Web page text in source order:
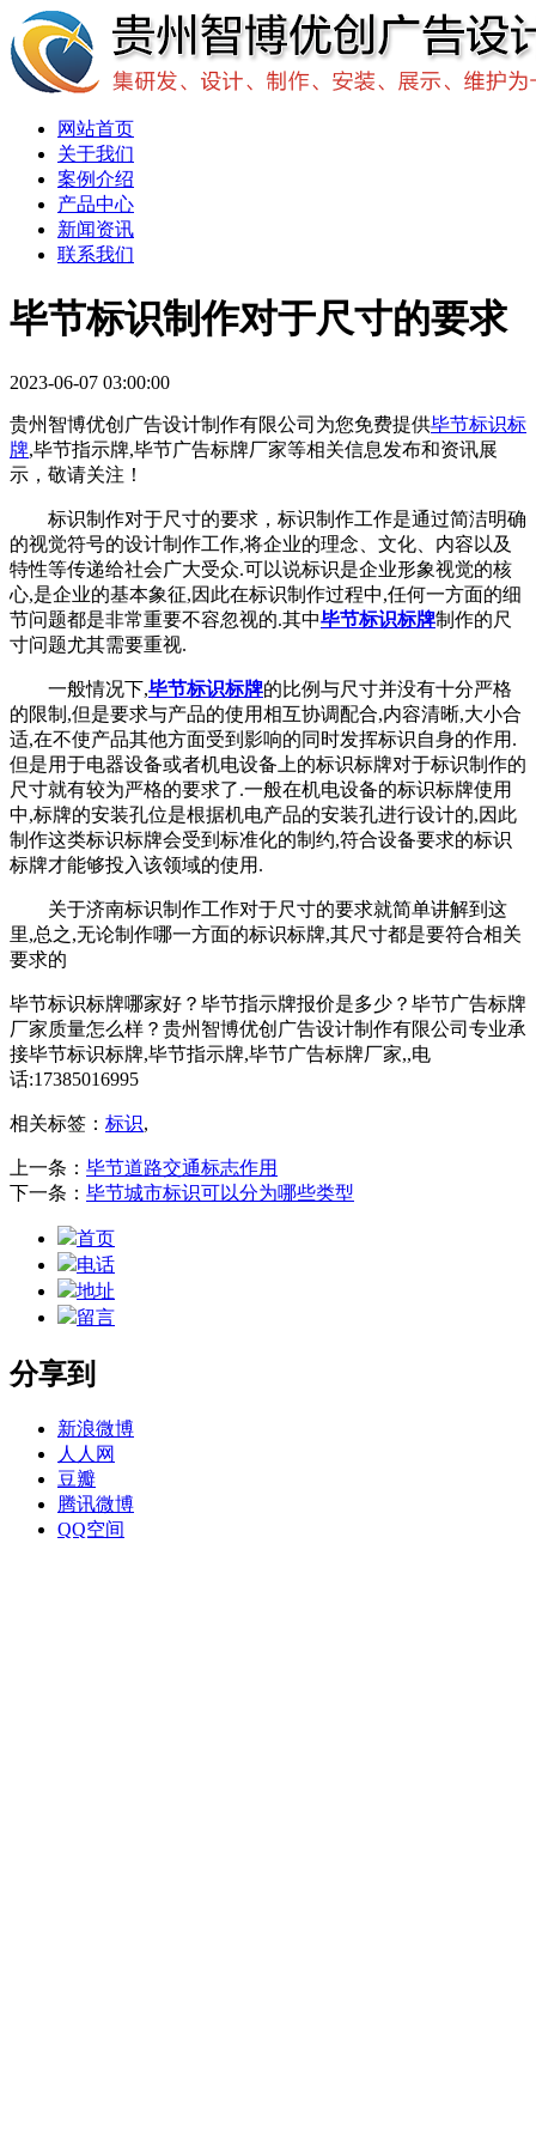
网站首页
关于我们
案例介绍
产品中心
新闻资讯
联系我们
毕节标识制作对于尺寸的要求
2023-06-07 03:00:00
贵州智博优创广告设计制作有限公司为您免费提供毕节标识标
牌,毕节指示牌,毕节广告标牌厂家等相关信息发布和资讯展
示，敬请关注！
标识制作对于尺寸的要求，标识制作工作是通过简洁明确
的视觉符号的设计制作工作,将企业的理念、文化、内容以及
特性等传递给社会广大受众.可以说标识是企业形象视觉的核
心,是企业的基本象征,因此在标识制作过程中,任何一方面的细
节问题都是非常重要不容忽视的.其中毕节标识标牌制作的尺
寸问题尤其需要重视.
一般情况下,毕节标识标牌的比例与尺寸并没有十分严格
的限制,但是要求与产品的使用相互协调配合,内容清晰,大小合
适,在不使产品其他方面受到影响的同时发挥标识自身的作用.
但是用于电器设备或者机电设备上的标识标牌对于标识制作的
尺寸就有较为严格的要求了.一般在机电设备的标识标牌使用
中,标牌的安装孔位是根据机电产品的安装孔进行设计的,因此
制作这类标识标牌会受到标准化的制约,符合设备要求的标识
标牌才能够投入该领域的使用.
关于济南标识制作工作对于尺寸的要求就简单讲解到这
里,总之,无论制作哪一方面的标识标牌,其尺寸都是要符合相关
要求的
毕节标识标牌哪家好？毕节指示牌报价是多少？毕节广告标牌
厂家质量怎么样？贵州智博优创广告设计制作有限公司专业承
接毕节标识标牌,毕节指示牌,毕节广告标牌厂家,,电
话:17385016995
相关标签： 标识,
上一条： 毕节道路交通标志作用
下一条： 毕节城市标识可以分为哪些类型
首页
电话
地址
留言
分享到
新浪微博
人人网
豆瓣
腾讯微博
QQ空间